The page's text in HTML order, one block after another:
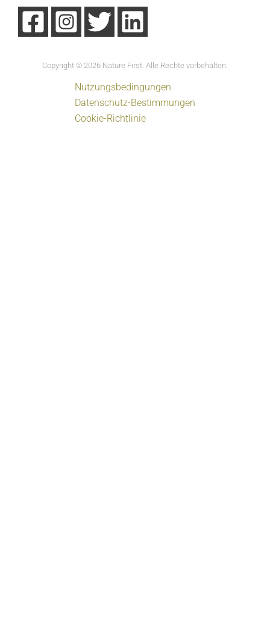
Copyright © 2026 Nature First. Alle Rechte vorbehalten.
Nutzungsbedingungen
Datenschutz-Bestimmungen
Cookie-Richtlinie